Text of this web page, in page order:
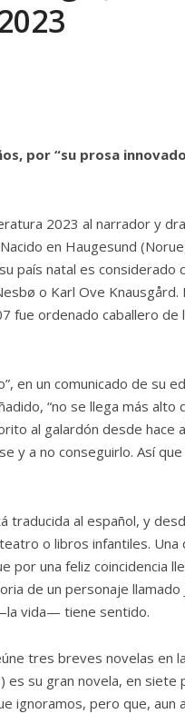
por “su prosa
2023 al narrador y
en Haugesund
país natal es considerado
o Karl Ove Knausgård.
fue ordenado caballero de
en un comunicado de su
“no se llega más alto
al galardón desde hace
y a no conseguirlo. Así
al español, y
o libros infantiles. Una
por una feliz coincidencia
de un personaje
vida— tiene sentido.
tres breves novelas en
es su gran novela, en siete
ignoramos, pero que, aun